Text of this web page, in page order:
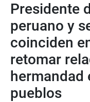
Presidente
peruano y
coinciden
retomar
hermandad
pueblos